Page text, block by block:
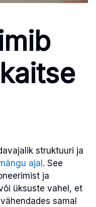
struktuuri ja
ajal . See
ja
üksuste vahel, et
samal